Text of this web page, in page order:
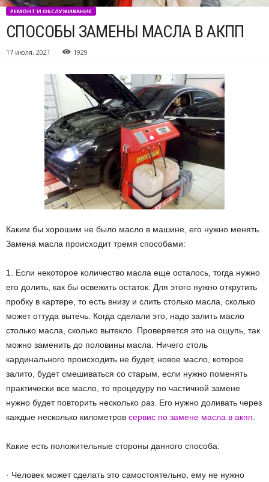
РЕМОНТ И ОБСЛУЖИВАНИЕ
СПОСОБЫ ЗАМЕНЫ МАСЛА В АКПП
17 июля, 2021 1929
Каким бы хорошим не было масло в машине, его нужно менять.
Замена масла происходит тремя способами:
1. Если некоторое количество масла еще осталось, тогда нужно
его долить, как бы освежить остаток. Для этого нужно открутить
пробку в картере, то есть внизу и слить столько масла, сколько
может оттуда вытечь. Когда сделали это, надо залить масло
столько масла, сколько вытекло. Проверяется это на ощупь, так
можно заменить до половины масла. Ничего столь
кардинального происходить не будет, новое масло, которое
залито, будет смешиваться со старым, если нужно поменять
практически все масло, то процедуру по частичной замене
нужно будет повторить несколько раз. Его нужно доливать через
каждые несколько километров сервис по замене масла в акпп.
Какие есть положительные стороны данного способа:
· Человек может сделать это самостоятельно, ему не нужно